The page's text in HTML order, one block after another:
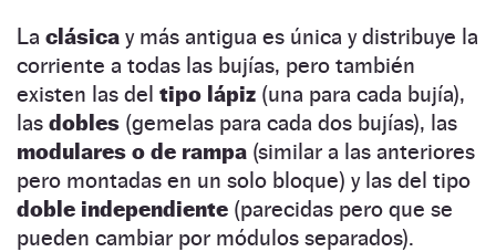
La clásica y más antigua es única y distribuye la
corriente a todas las bujías, pero también
existen las del tipo lápiz (una para cada bujía),
las dobles (gemelas para cada dos bujías), las
modulares o de rampa (similar a las anteriores
pero montadas en un solo bloque) y las del tipo
doble independiente (parecidas pero que se
pueden cambiar por módulos separados).